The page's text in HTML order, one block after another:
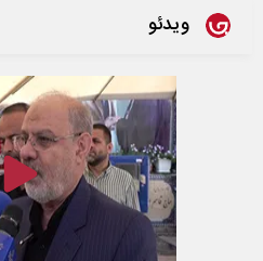
ویدئو